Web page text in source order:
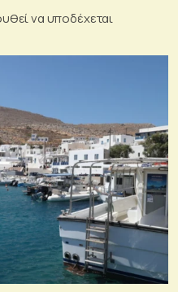
να υποδέχεται